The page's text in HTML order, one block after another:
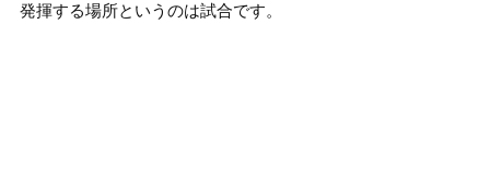
発揮する場所というのは試合です。